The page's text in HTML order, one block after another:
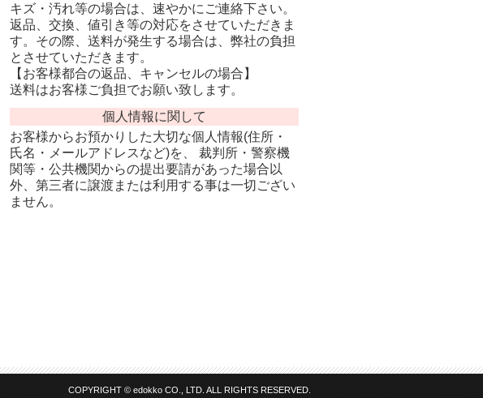
キズ・汚れ等の場合は、速やかにご連絡下さい。
返品、交換、値引き等の対応をさせていただきま
す。その際、送料が発生する場合は、弊社の負担
とさせていただきます。
【お客様都合の返品、キャンセルの場合】
送料はお客様ご負担でお願い致します。
個人情報に関して
お客様からお預かりした大切な個人情報(住所・
氏名・メールアドレスなど)を、 裁判所・警察機
関等・公共機関からの提出要請があった場合以
外、第三者に譲渡または利用する事は一切ござい
ません。
COPYRIGHT © edokko CO., LTD. ALL RIGHTS RESERVED.